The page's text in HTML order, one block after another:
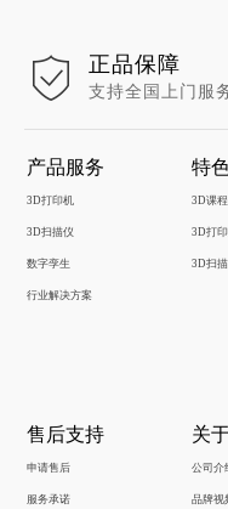
正品保障
支持全国上门服
产品服务
3D打印机
3D扫描仪
数字孪生
行业解决方案
特
3D课程
3D打
3D扫
售后支持
申请售后
服务承诺
关
公司介
品牌视